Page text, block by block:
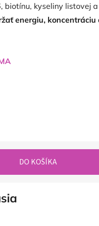
biotínu, kyseliny listovej
energiu, koncentráciu
DO KOŠÍKA